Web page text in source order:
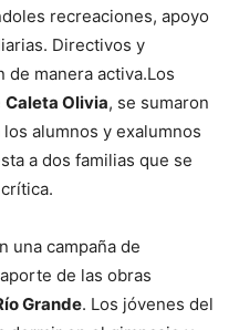
recreaciones, apoyo
Directivos y
manera activa.Los
Caleta Olivia, se sumaron
los alumnos y exalumnos
a dos familias que se
una campaña de
de las obras
Grande. Los jóvenes del